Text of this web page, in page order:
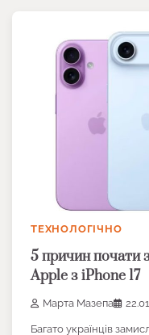
ТЕХНОЛОГІЧНО
5 причин почати
Apple з iPhone 17
Марта Мазепа
Багато українців